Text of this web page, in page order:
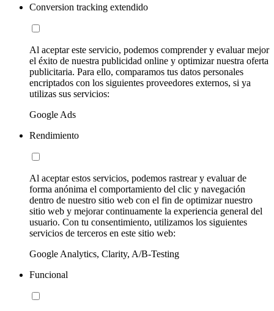
Conversion tracking extendido
Al aceptar este servicio, podemos comprender y evaluar mejor
el éxito de nuestra publicidad online y optimizar nuestra oferta
publicitaria. Para ello, comparamos tus datos personales
encriptados con los siguientes proveedores externos, si ya
utilizas sus servicios:
Google Ads
Rendimiento
Al aceptar estos servicios, podemos rastrear y evaluar de
forma anónima el comportamiento del clic y navegación
dentro de nuestro sitio web con el fin de optimizar nuestro
sitio web y mejorar continuamente la experiencia general del
usuario. Con tu consentimiento, utilizamos los siguientes
servicios de terceros en este sitio web:
Google Analytics, Clarity, A/B-Testing
Funcional